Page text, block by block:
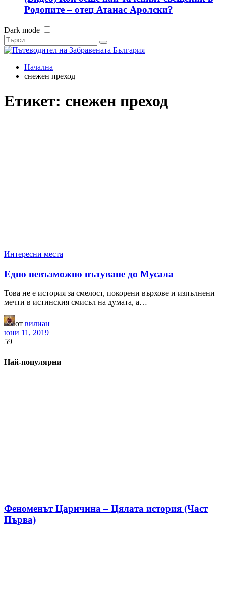
Родопите – отец Атанас Аролски?
Dark mode
Начална
снежен преход
Етикет: снежен преход
Интересни места
Едно невъзможно пътуване до Мусала
Това не е история за смелост, покорени върхове и изпълнени
мечти в истинския смисъл на думата, а…
от вилиан
юни 11, 2019
59
Най-популярни
Феноменът Царичина – Цялата история (Част
Първа)